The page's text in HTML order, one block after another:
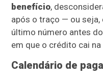
benefício,
após o traço — ou seja,
último número antes
em que o crédito cai
Calendário de